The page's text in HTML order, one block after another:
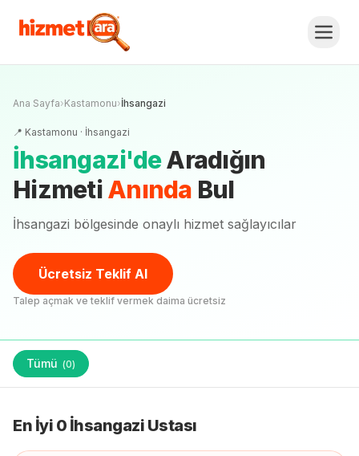
Ana Sayfa›Kastamonu›İhsangazi
📍 Kastamonu · İhsangazi
İhsangazi'deAradığın
Hizmeti Anında Bul
İhsangazi bölgesinde onaylı hizmet sağlayıcılar
Ücretsiz Teklif Al
Talep açmak ve teklif vermek daima ücretsiz
Tümü (0)
En İyi 0 İhsangazi Ustası